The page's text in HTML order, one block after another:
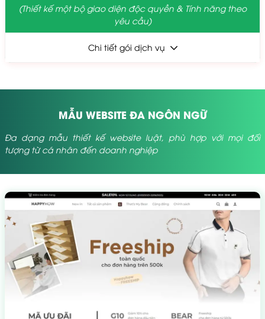
(Thiết kế một bộ giao diện độc quyền & Tính năng theo
yêu cầu)
Chi tiết gói dịch vụ
MẪU WEBSITE ĐA NGÔN NGỮ
Đa dạng mẫu thiết kế website luật, phù hợp với mọi đối
tượng từ cá nhân đến doanh nghiệp